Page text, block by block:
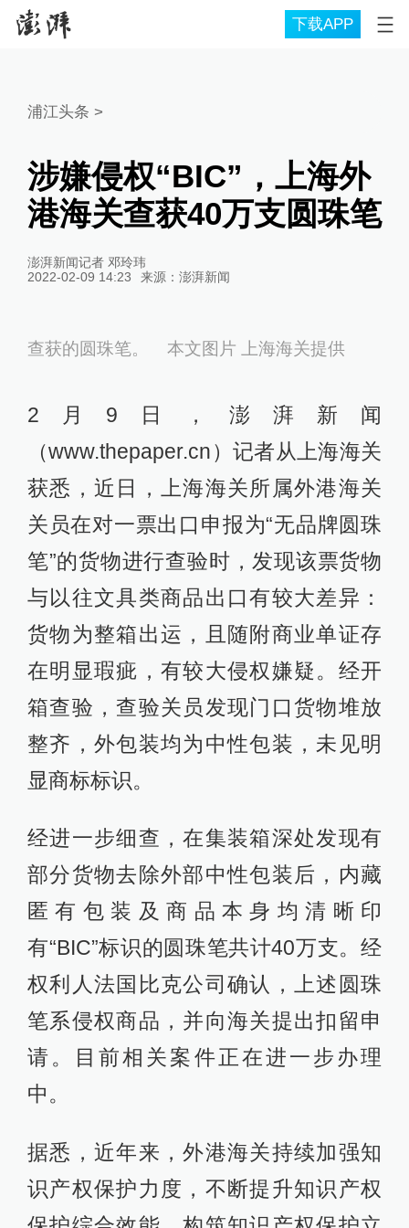
下载APP
浦江头条 >
涉嫌侵权“BIC”，上海外
港海关查获40万支圆珠笔
澎湃新闻记者 邓玲玮
2022-02-09 14:23
来源： 澎湃新闻
查获的圆珠笔。 本文图片 上海海关提供
2月9日，澎湃新闻
（www.thepaper.cn）记者从上海海关
获悉，近日，上海海关所属外港海关
关员在对一票出口申报为“无品牌圆珠
笔”的货物进行查验时，发现该票货物
与以往文具类商品出口有较大差异：
货物为整箱出运，且随附商业单证存
在明显瑕疵，有较大侵权嫌疑。经开
箱查验，查验关员发现门口货物堆放
整齐，外包装均为中性包装，未见明
显商标标识。
经进一步细查，在集装箱深处发现有
部分货物去除外部中性包装后，内藏
匿有包装及商品本身均清晰印
有“BIC”标识的圆珠笔共计40万支。经
权利人法国比克公司确认，上述圆珠
笔系侵权商品，并向海关提出扣留申
请。目前相关案件正在进一步办理
中。
据悉，近年来，外港海关持续加强知
识产权保护力度，不断提升知识产权